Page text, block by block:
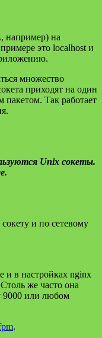
например) на
это localhost и
множество
приходят на один
пакетом. Так работает
Unix сокеты.
и по сетевому
и в настройках nginx
же часто она
9000 или любом
.